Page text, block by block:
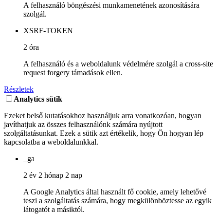
A felhasználó böngészési munkamenetének azonosítására
szolgál.
XSRF-TOKEN
2 óra
A felhasználó és a weboldalunk védelmére szolgál a cross-site
request forgery támadások ellen.
Részletek
Analytics sütik
Ezeket belső kutatásokhoz használjuk arra vonatkozóan, hogyan
javíthatjuk az összes felhasználónk számára nyújtott
szolgáltatásunkat. Ezek a sütik azt értékelik, hogy Ön hogyan lép
kapcsolatba a weboldalunkkal.
_ga
2 év 2 hónap 2 nap
A Google Analytics által használt fő cookie, amely lehetővé
teszi a szolgáltatás számára, hogy megkülönböztesse az egyik
látogatót a másiktól.